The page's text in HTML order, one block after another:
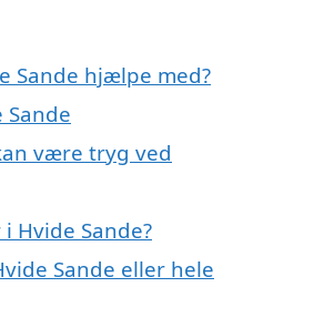
Sande hjælpe med?
være tryg ved
Hvide Sande?
Sande eller hele